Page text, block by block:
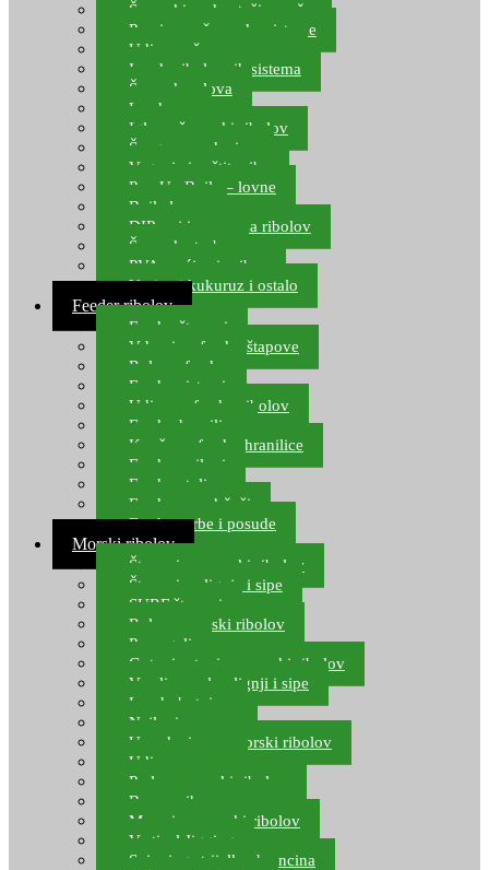
Šaranski podmetači, mreže
Pernice za šaranske sisteme
Udice za šarana, amura
Izrada ribolovnih sistema
Šaranska olova
Leadcore
Igle za šaranski ribolov
Špage, upredenice
Vaganje i zaštita ribe
Pop Up Boile – lovne
Boile lovne
DIP-ovi i arome za ribolov
Šaranske torbe
PVA vrećice i pribor
Umjetni kukuruz i ostalo
Feeder ribolov
Feeder štapovi
Vrhovi za feeder štapove
Role za feeder
Feeder sistemi
Udice za feeder ribolov
Feeder hranilice
Kopče za feeder hranilice
Feeder najloni
Feeder stolice
Feeder arm držači
Feeder torbe i posude
Morski ribolov
Štapovi za morski ribolov
Štapovi za lignje i sipe
SURF štapovi
Role za morski ribolov
Parangali
Gotovi setovi za morski ribolov
Varalice za lov lignji i sipe
Lov hobotnice
Najloni za more
Upredenice za morski ribolov
Udice za more
Perle za morski ribolov
Brum prihrana za more
Mamci za morski ribolov
Vertical Jigging
Spinning strijelke, brancina